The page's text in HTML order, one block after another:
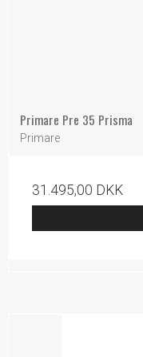
Primare Pre 35 Prisma
Primare
31.495,00 DKK